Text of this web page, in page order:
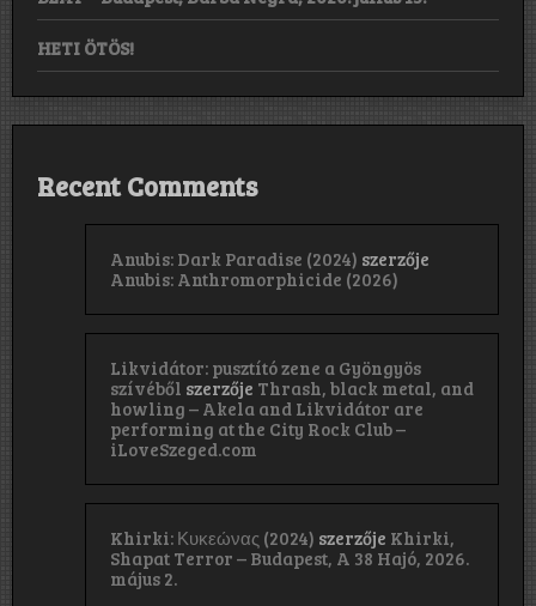
HETI ÖTÖS!
Recent Comments
Anubis: Dark Paradise (2024) szerzője
Anubis: Anthromorphicide (2026)
Likvidátor: pusztító zene a Gyöngyös
szívéből szerzője Thrash, black metal, and
howling – Akela and Likvidátor are
performing at the City Rock Club –
iLoveSzeged.com
Khirki: Κ​υ​κ​ε​ώ​ν​α​ς (2024) szerzője Khirki,
Shapat Terror – Budapest, A 38 Hajó, 2026.
május 2.